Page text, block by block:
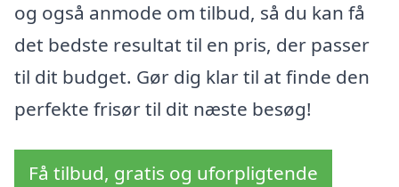
og også anmode om tilbud, så du kan få
det bedste resultat til en pris, der passer
til dit budget. Gør dig klar til at finde den
perfekte frisør til dit næste besøg!
Få tilbud, gratis og uforpligtende